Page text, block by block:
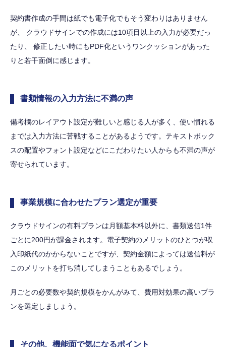
契約書作成の手間は紙でも電子化でもそう変わりはありません
が、 クラウドサインでの作成には10項目以上の入力が必要だっ
たり、 修正したい時にもPDF化というワンクッションがあった
りと若干面倒に感じます。
書類情報の入力方法に不満の声
備考欄のレイアウト設定が難しいと感じる人が多く、使い慣れる
までは入力方法に苦戦することがあるようです。テキストボック
スの配置やフォント設定などにこだわりたい人からも不満の声が
寄せられています。
事業規模に合わせたプラン選定が重要
クラウドサインの有料プランは月額基本料以外に、書類送信1件
ごとに200円が課金されます。電子契約のメリットのひとつが収
入印紙代のかからないことですが、契約金額によっては送信料が
このメリットを打ち消してしまうこともあるでしょう。
月ごとの必要数や契約規模をかんがみて、費用対効果の高いプラ
ンを選定しましょう。
その他、機能面で気になるポイント